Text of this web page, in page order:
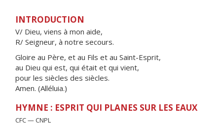
INTRODUCTION
V/ Dieu, viens à mon aide,
R/ Seigneur, à notre secours.
Gloire au Père, et au Fils et au Saint-Esprit,
au Dieu qui est, qui était et qui vient,
pour les siècles des siècles.
Amen. (Alléluia.)
HYMNE : ESPRIT QUI PLANES SUR LES EAUX
CFC — CNPL